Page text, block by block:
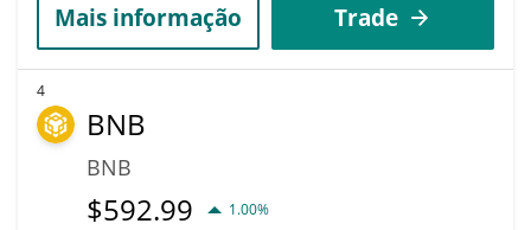
Mais informação Trade
4
BNB
BNB
$592.99 1.00%